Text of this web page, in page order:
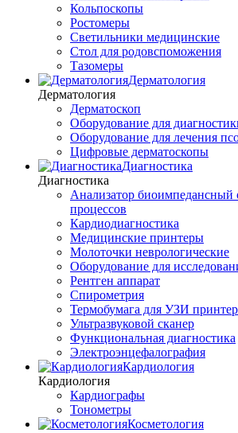
Кольпоскопы
Ростомеры
Светильники медицинские
Стол для родовспоможения
Тазомеры
Дерматология
Дерматология
Дерматоскоп
Оборудование для
Оборудование для лечения
Цифровые дерматоскопы
Диагностика
Диагностика
Анализатор
процессов
Кардиодиагностика
Медицинские принтеры
Молоточки неврологические
Оборудование для
Рентген аппарат
Спирометрия
Термобумага для УЗИ
Ультразвуковой сканер
Функциональная диагностика
Электроэнцефалография
Кардиология
Кардиология
Кардиографы
Тонометры
Косметология